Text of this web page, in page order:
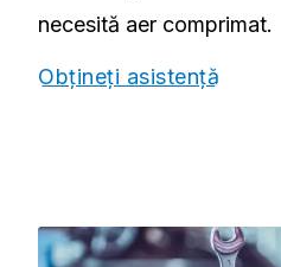
necesită aer comprimat.
Obțineți asistență